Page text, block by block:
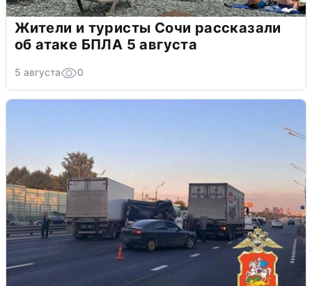
Жители и туристы Сочи рассказали
об атаке БПЛА 5 августа
5 августа 0